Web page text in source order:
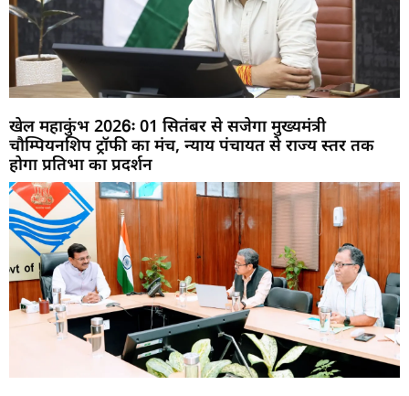
खेल महाकुंभ 2026ः 01 सितंबर से सजेगा मुख्यमंत्री
चौम्पियनशिप ट्रॉफी का मंच, न्याय पंचायत से राज्य स्तर तक
होगा प्रतिभा का प्रदर्शन